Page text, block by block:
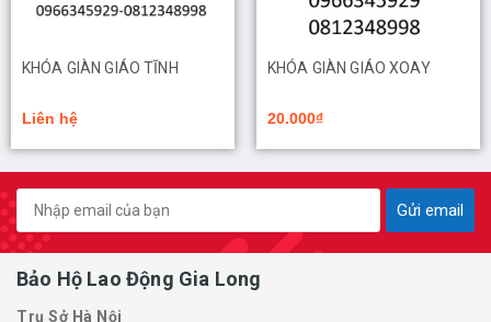
KHÓA GIÀN GIÁO TĨNH
Liên hệ
KHÓA GIÀN GIÁO XOAY
20.000₫
Gửi email
Bảo Hộ Lao Động Gia Long
Trụ Sở Hà Nội